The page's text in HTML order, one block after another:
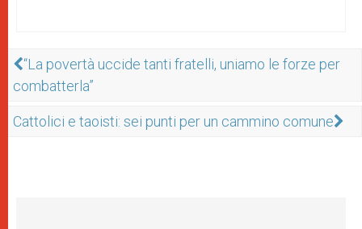
“La povertà uccide tanti fratelli, uniamo le forze per
combatterla”
Cattolici e taoisti: sei punti per un cammino comune